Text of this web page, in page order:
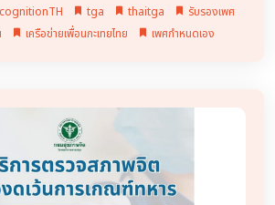
tga thaitga
รับรองเพศ
เครือข่ายเพื่อนกะเทยไทย เพศกำหนดเอง